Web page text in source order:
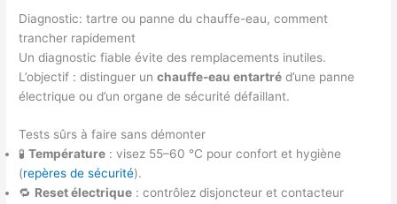
Diagnostic: tartre ou panne du chauffe-eau, comment
trancher rapidement
Un diagnostic fiable évite des remplacements inutiles.
L’objectif : distinguer unchauffe-eau entartré d’une panne
électrique ou d’un organe de sécurité défaillant.
Tests sûrs à faire sans démonter
🧪Température : visez 55–60 °C pour confort et hygiène
(repères de sécurité).
🔁 Reset électrique : contrôlez disjoncteur et contacteur